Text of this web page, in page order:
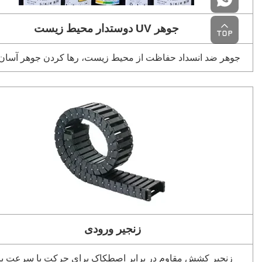
جوهر UV دوستدار محیط زیست
جوهر ضد انسداد حفاظت از محیط زیست، رها کردن جوهر
زنجیر ورودی
زنجیر کشش مقاوم در برابر اصطکاک برای حرکت با سرعت